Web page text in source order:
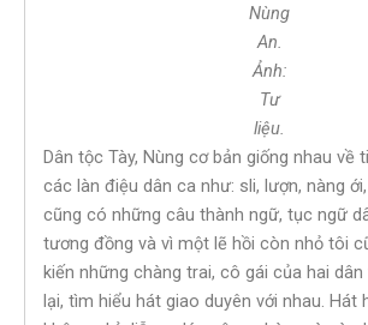
Nùng
An.
Ảnh:
Tư
liệu.
Dân tộc Tày, Nùng cơ bản giống nhau về
các làn điệu dân ca như: sli, lượn, nàng
cũng có những câu thành ngữ, tục ngữ
tương đồng và vì một lẽ hồi còn nhỏ tôi
kiến những chàng trai, cô gái của hai
lại, tìm hiểu hát giao duyên với nhau. Hát